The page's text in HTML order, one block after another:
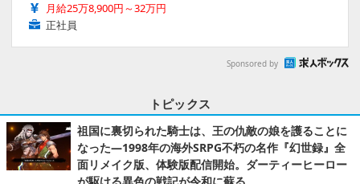
月給25万8,900円～32万円
正社員
Sponsored by
トピックス
祖国に裏切られた騎士は、王の仇敵の娘を護ることに
なった―1998年の海外SRPG不朽の名作『幻世録』全
面リメイク版、体験版配信開始。ダーティーヒーロー